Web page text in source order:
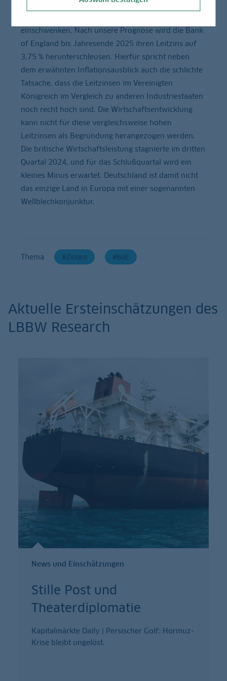
aufgrund regulatorischer Vorgaben emporschnellen,
einschwenken. Nach unsere Prognose wird die Bank
of England bis Jahresende 2025 ihren Leitzins auf
3,75 % herunterschleusen. Hierfür spricht neben
dem erwähnten Inflationsausblick auch die schlichte
Tatsache, dass die Leitzinsen im Vereinigten
Königreich im Vergleich zu anderen Industriestaaten
noch recht hoch sind. Die Wirtschaftsentwicklung
kann nicht für diese vergleichsweise hohen
Leitzinsen als Begründung herangezogen werden.
Die britische Wirtschaftsleistung stagnierte im dritten
Quartal 2024, und für das Schlußquartal wird ein
kleines Minus erwartet. Deutschland ist damit nicht
das einzige Land in Europa mit einer sogenannten
Wellblechkonjunktur.
Thema Zinsen BoE
Aktuelle Ersteinschätzungen des
LBBW Research
News und Einschätzungen
Stille Post und
Theaterdiplomatie
Kapitalmärkte Daily | Persischer Golf: Hormuz-
Krise bleibt ungelöst.